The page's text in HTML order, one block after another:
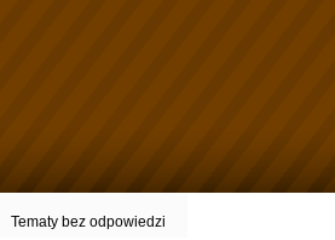
Tematy bez odpowiedzi